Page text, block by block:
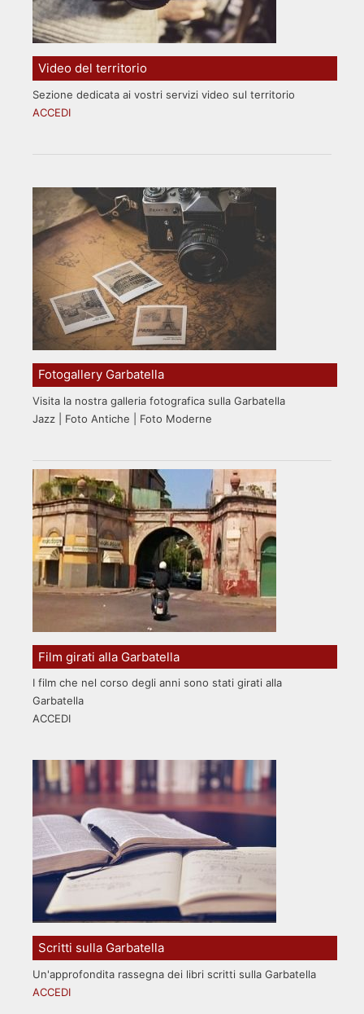
Video del territorio
Sezione dedicata ai vostri servizi video sul territorio
ACCEDI
Fotogallery Garbatella
Visita la nostra galleria fotografica sulla Garbatella
Jazz | Foto Antiche | Foto Moderne
Film girati alla Garbatella
I film che nel corso degli anni sono stati girati alla
Garbatella
ACCEDI
Scritti sulla Garbatella
Un'approfondita rassegna dei libri scritti sulla Garbatella
ACCEDI